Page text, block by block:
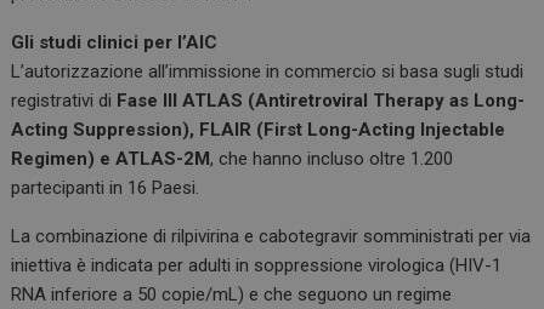
Gli studi clinici per l’AIC
L’autorizzazione all’immissione in commercio si basa sugli studi
registrativi di Fase III ATLAS (Antiretroviral Therapy as Long-
Acting Suppression), FLAIR (First Long-Acting Injectable
Regimen) e ATLAS-2M, che hanno incluso oltre 1.200
partecipanti in 16 Paesi.
La combinazione di rilpivirina e cabotegravir somministrati per via
iniettiva è indicata per adulti in soppressione virologica (HIV-1
RNA inferiore a 50 copie/mL) e che seguono un regime